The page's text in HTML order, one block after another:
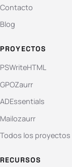
Contacto
Blog
PROYECTOS
PSWriteHTML
GPOZaurr
ADEssentials
Mailozaurr
Todos los proyectos
RECURSOS